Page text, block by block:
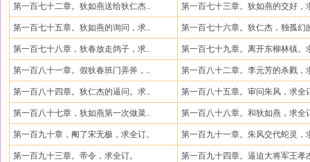
第一百七十二章。狄如燕送给狄仁杰.. 第一百七十三章。狄如燕的交好，
第一百七十五章。狄如燕的询问，求.. 第一百七十六章。狄仁杰，独孤幻
第一百七十八章，狄春放走鸽子，求.. 第一百七十九章。离开东柳林镇。
第一百八十一章。假狄春班门弄斧，.. 第一百八十二章。李元芳的杀戮，
第一百八十四章。狄仁杰的逼问。求.. 第一百八十五章。审问朱风，求全
第一百八十七章，狄如燕第一次做菜.. 第一百八十八章。和狄如燕，求全
第一百九十章，阉了宋无极，求全订。 第一百九十一章。朱风交代蛇灵，
第一百九十三章。帝令，求全订。 第一百九十四章。逼迫大将军王孝